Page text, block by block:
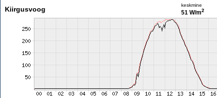
Kiirgusvoog
keskmine
51 W/m2